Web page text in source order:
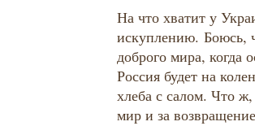
На что хватит у
искуплению. Боюсь,
доброго мира, когда
Россия будет на
хлеба с салом. Что ж,
мир и за